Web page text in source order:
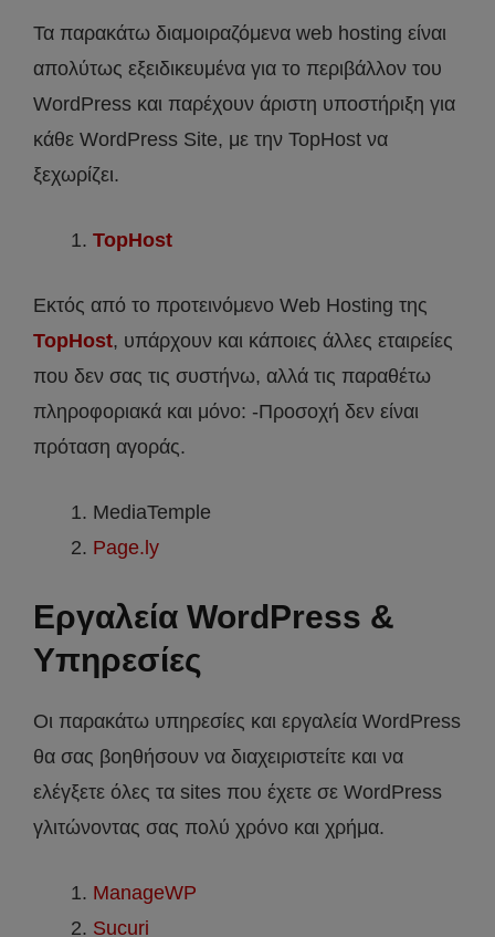
Τα παρακάτω διαμοιραζόμενα web hosting είναι
απολύτως εξειδικευμένα για το περιβάλλον του
WordPress και παρέχουν άριστη υποστήριξη για
κάθε WordPress Site, με την TopHost να
ξεχωρίζει.
TopHost
Εκτός από το προτεινόμενο Web Hosting της
TopHost, υπάρχουν και κάποιες άλλες εταιρείες
που δεν σας τις συστήνω, αλλά τις παραθέτω
πληροφοριακά και μόνο: -Προσοχή δεν είναι
πρόταση αγοράς.
MediaTemple
Page.ly
Εργαλεία WordPress &
Υπηρεσίες
Οι παρακάτω υπηρεσίες και εργαλεία WordPress
θα σας βοηθήσουν να διαχειριστείτε και να
ελέγξετε όλες τα sites που έχετε σε WordPress
γλιτώνοντας σας πολύ χρόνο και χρήμα.
ManageWP
Sucuri